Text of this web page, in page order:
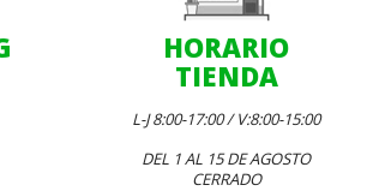
HORARIO
TIENDA
L-J 8:00-17:00 / V:8:00-15:00
DEL 1 AL 15 DE AGOSTO
CERRADO